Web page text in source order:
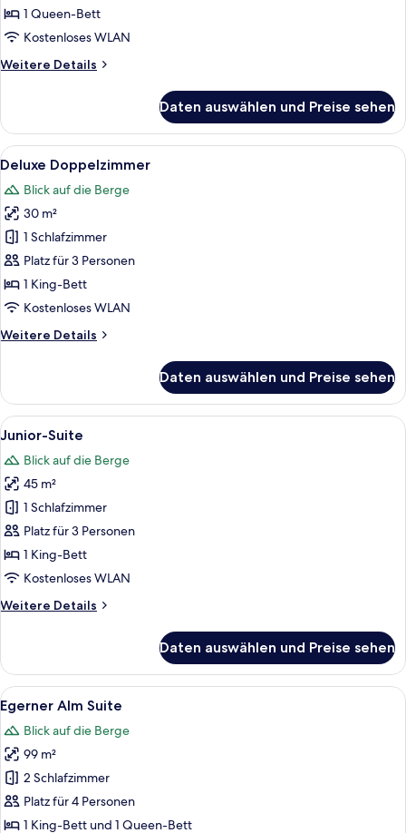
1 Queen-Bett
Kostenloses WLAN
Weitere Details
Weitere
Doppelzimmer
Daten auswählen und Preise sehen
Alle
Fotos
für
Deluxe
Doppelzimmer
anzeigen
Ein Hotelzimmer mit Bett,
6
Deluxe Doppelzimmer
Blick auf die Berge
30 m²
1 Schlafzimmer
Platz für 3 Personen
1 King-Bett
Kostenloses WLAN
Weitere Details
Weitere
Doppelzimmer
Daten auswählen und Preise sehen
Alle
Fotos
für
Junior-
Suite
anzeigen
Ein modernes Hotelzimmer mit
6
Junior-Suite
Blick auf die Berge
45 m²
1 Schlafzimmer
Platz für 3 Personen
1 King-Bett
Kostenloses WLAN
Weitere Details
Weitere
Suite
Daten auswählen und Preise sehen
Alle
Fotos
für
Egerner
Alm
Suite
anzeigen
Ein Schlafzimmer aus Holz mit
7
Egerner Alm Suite
Blick auf die Berge
99 m²
2 Schlafzimmer
Platz für 4 Personen
1 King-Bett und 1 Queen-Bett